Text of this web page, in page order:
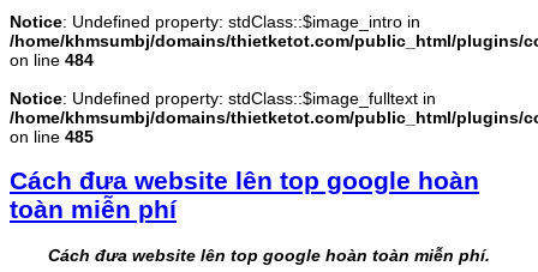
Notice: Undefined property: stdClass::$image_intro in
/home/khmsumbj/domains/thietketot.com/public_html/plugins/
on line 484
Notice: Undefined property: stdClass::$image_fulltext in
/home/khmsumbj/domains/thietketot.com/public_html/plugins/
on line 485
Cách đưa website lên top google hoàn
toàn miễn phí
Cách đưa website lên top google hoàn toàn miễn phí.